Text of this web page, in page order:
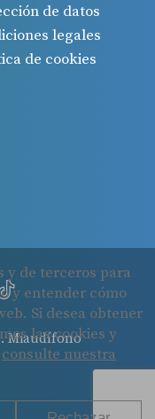
Miaudífono
de datos
legales
de cookies